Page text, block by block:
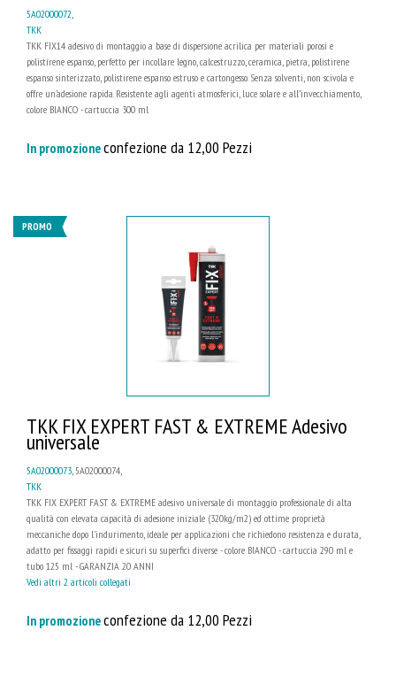
5A02000072
TKK
TKK FIX14 adesivo di montaggio a base di dispersione acrilica per materiali porosi e
polistirene espanso, perfetto per incollare legno, calcestruzzo, ceramica, pietra, polistirene
espanso sinterizzato, polistirene espanso estruso e cartongesso. Senza solventi, non scivola e
offre un’adesione rapida. Resistente agli agenti atmosferici, luce solare e all’invecchiamento,
colore BIANCO - cartuccia 300 ml
In promozioneconfezione da 12,00 Pezzi
PROMO
TKK FIX EXPERT FAST & EXTREME Adesivo
universale
5A02000073, 5A02000074,
TKK
TKK FIX EXPERT FAST & EXTREME adesivo universale di montaggio professionale di alta
qualità con elevata capacità di adesione iniziale (320kg/m2) ed ottime proprietà
meccaniche dopo l'indurimento, ideale per applicazioni che richiedono resistenza e durata,
adatto per fissaggi rapidi e sicuri su superfici diverse - colore BIANCO - cartuccia 290 ml e
tubo 125 ml - GARANZIA 20 ANNI
Vedi altri 2 articoli collegati
In promozioneconfezione da 12,00 Pezzi